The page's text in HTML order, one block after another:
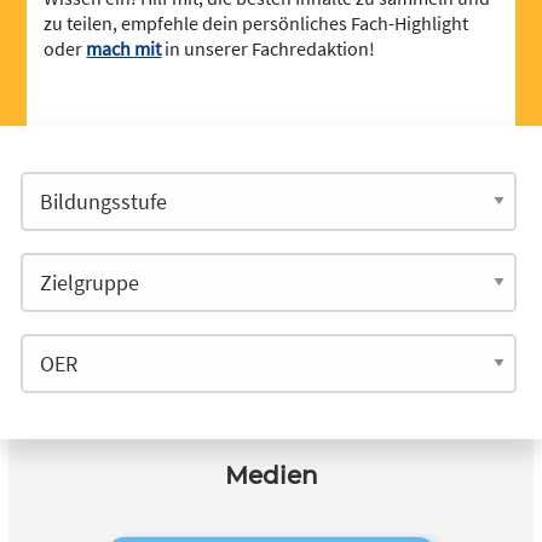
zu teilen, empfehle dein persönliches Fach-Highlight
oder mach mitin unserer Fachredaktion!
Medien